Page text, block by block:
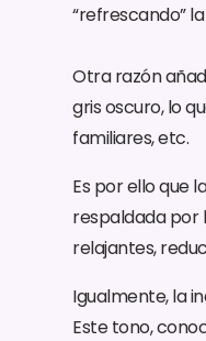
“refrescando”
Otra razón
gris oscuro, lo
familiares, etc.
Es por ello que
respaldada por
relajantes,
Igualmente, la
Este tono,